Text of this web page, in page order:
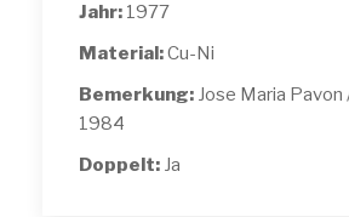
Jahr: 1977
Material:Cu-Ni
Bemerkung: Jose Maria
1984
Doppelt: Ja